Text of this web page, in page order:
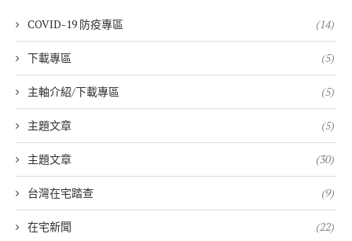
COVID-19 防疫專區 (14)
下載專區 (5)
主軸介紹/下載專區 (5)
主題文章 (5)
主題文章 (30)
台灣在宅踏查 (9)
在宅新聞 (22)